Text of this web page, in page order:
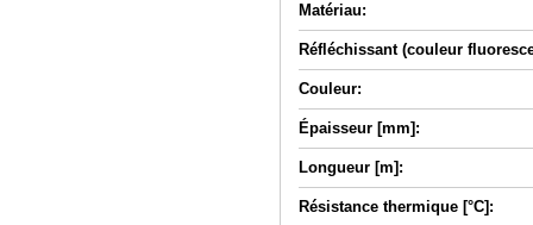
Matériau:
Réfléchissant (couleur
Couleur:
Épaisseur [mm]:
Longueur [m]:
Résistance thermique [°C]: